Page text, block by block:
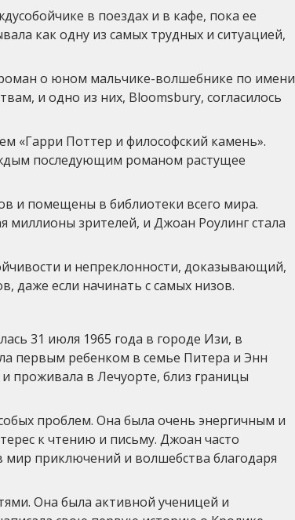
в поездах и в кафе, пока ее
как одну из самых трудных и ситуацией,
о юном мальчике-волшебнике по имени
и одно из них, Bloomsbury, согласилось
«Гарри Поттер и философский камень».
последующим романом растущее
и помещены в библиотеки всего мира.
зрителей, и Джоан Роулинг стала
и непреклонности, доказывающий,
даже если начинать с самых низов.
31 июля 1965 года в городе Изи, в
первым ребенком в семье Питера и Энн
проживала в Лечуорте, близ границы
проблем. Она была очень энергичным и
к чтению и письму. Джоан часто
приключений и волшебства благодаря
Она была активной ученицей и